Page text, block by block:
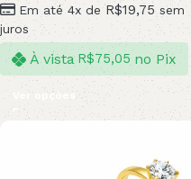
Em até 4x deR$19,75sem
juros
À vista R$75,05 no Pix
Ver opções